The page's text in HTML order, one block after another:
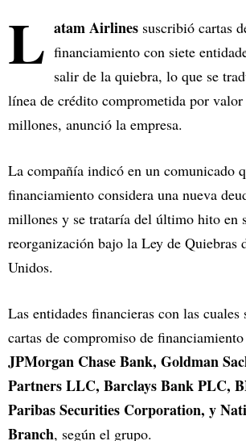
L atam Airlines suscribió cartas
financiamiento con siete
salir de la quiebra, lo que se
línea de crédito comprometida por
millones, anunció la empresa.
La compañía indicó en un comunicado
financiamiento considera una nueva
millones y se trataría del último hito en
reorganización bajo la Ley de Quiebras
Unidos.
Las entidades financieras con las cuales
cartas de compromiso de
JPMorgan Chase Bank, Goldman
Partners LLC, Barclays Bank PLC,
Paribas Securities Corporation, y
Branch, según el grupo.